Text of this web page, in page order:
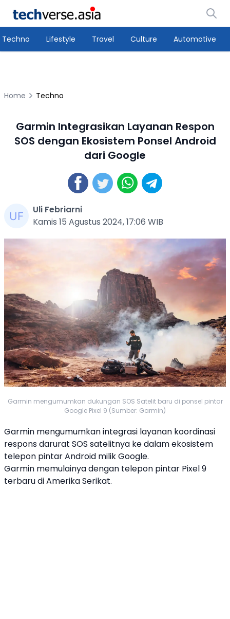
Techno Lifestyle Travel Culture Automotive
Home Techno
Garmin Integrasikan Layanan Respon
SOS dengan Ekosistem Ponsel Android
dari Google
Uli Febriarni
Kamis 15 Agustus 2024, 17:06 WIB
Garmin mengumumkan dukungan SOS Satelit baru di ponsel pintar
Google Pixel 9 (Sumber: Garmin)
Garmin mengumumkan integrasi layanan koordinasi
respons darurat SOS satelitnya ke dalam ekosistem
telepon pintar Android milikGoogle.
Garmin memulainya dengan telepon pintar Pixel 9
terbaru di Amerika Serikat.